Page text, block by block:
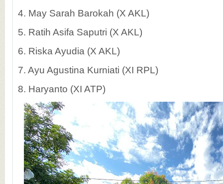
4. May Sarah Barokah (X AKL)
5. Ratih Asifa Saputri (X AKL)
6. Riska Ayudia (X AKL)
7. Ayu Agustina Kurniati (XI RPL)
8. Haryanto (XI ATP)